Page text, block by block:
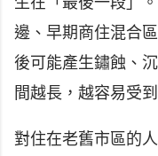
邊、早期商住混合
後可能產生鏽蝕、
間越長，越容易受
對住在老舊市區的